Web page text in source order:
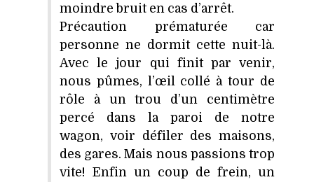
moindre bruit en cas d’arrêt.
Précaution prématurée car
personne ne dormit cette nuit-là.
Avec le jour qui finit par venir,
nous pûmes, l’œil collé à tour de
rôle à un trou d’un centimètre
percé dans la paroi de notre
wagon, voir défiler des maisons,
des gares. Mais nous passions trop
vite! Enfin un coup de frein, un